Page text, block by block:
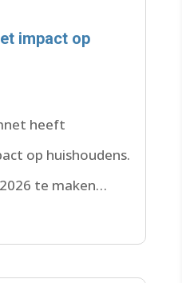
impact op
heeft
op huishoudens.
te maken